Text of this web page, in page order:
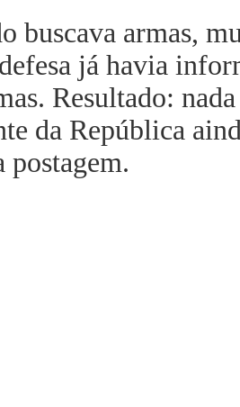
buscava armas,
já havia
Resultado:
da República
postagem.